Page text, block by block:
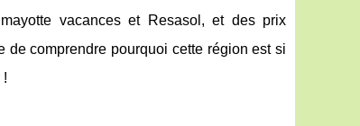
vacances et Resasol, et des prix
comprendre pourquoi cette région est si
!